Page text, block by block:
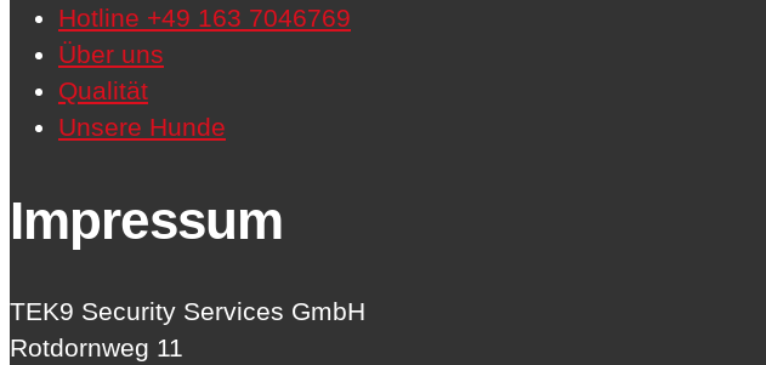
Hotline +49 163 7046769
Über uns
Qualität
Unsere Hunde
Impressum
TEK9 Security Services GmbH
Rotdornweg 11